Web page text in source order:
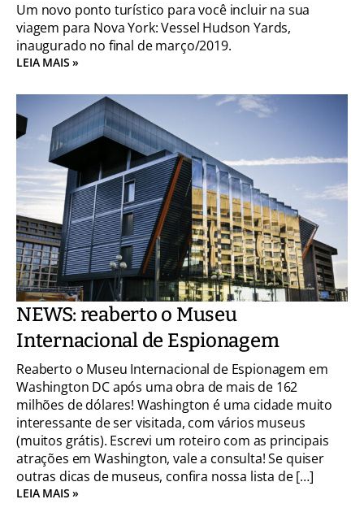
Um novo ponto turístico para você incluir na sua
viagem para Nova York: Vessel Hudson Yards,
inaugurado no final de março/2019.
LEIA MAIS »
NEWS: reaberto o Museu
Internacional de Espionagem
Reaberto o Museu Internacional de Espionagem em
Washington DC após uma obra de mais de 162
milhões de dólares! Washington é uma cidade muito
interessante de ser visitada, com vários museus
(muitos grátis). Escrevi um roteiro com as principais
atrações em Washington, vale a consulta! Se quiser
outras dicas de museus, confira nossa lista de […]
LEIA MAIS »